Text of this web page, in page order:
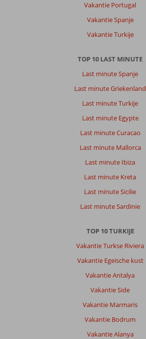
Vakantie Portugal
Vakantie Spanje
Vakantie Turkije
TOP 10 LAST MINUTE
Last minute Spanje
Last minute Griekenland
Last minute Turkije
Last minute Egypte
Last minute Curacao
Last minute Mallorca
Last minute Ibiza
Last minute Kreta
Last minute Sicilie
Last minute Sardinie
TOP 10 TURKIJE
Vakantie Turkse Riviera
Vakantie Egeische kust
Vakantie Antalya
Vakantie Side
Vakantie Marmaris
Vakantie Bodrum
Vakantie Alanya